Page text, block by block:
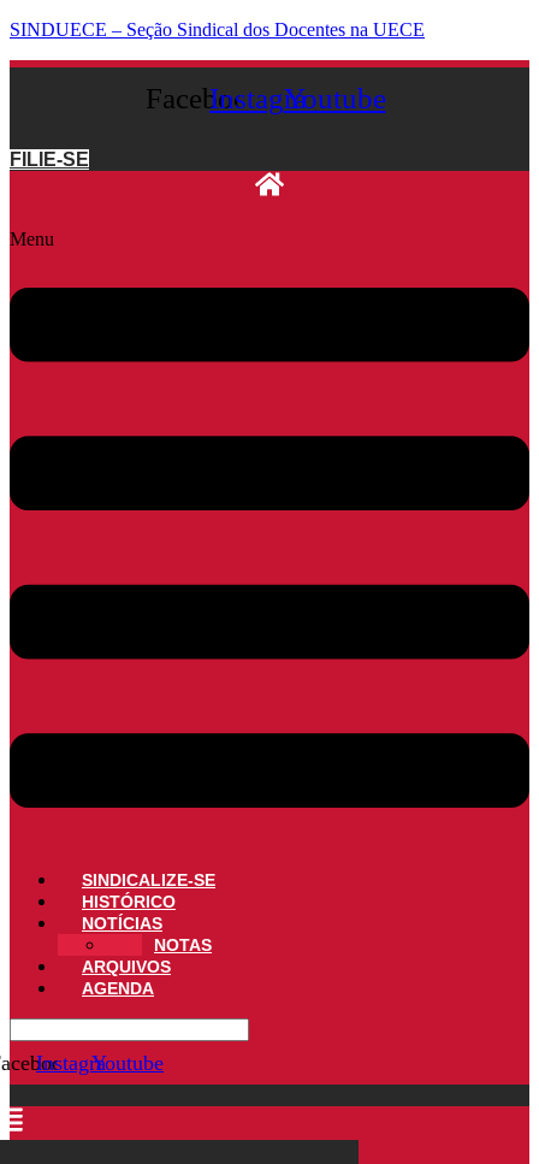
SINDUECE – Seção Sindical dos Docentes na UECE
FacebookInstagramYoutube
FILIE-SE
Menu
SINDICALIZE-SE
HISTÓRICO
NOTÍCIAS
NOTAS
ARQUIVOS
AGENDA
InstagramYoutube